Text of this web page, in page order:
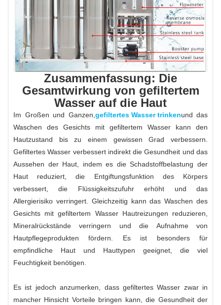
Zusammenfassung: Die
Gesamtwirkung von gefiltertem
Wasser auf die Haut
Im Großen und Ganzen, gefiltertes Wasser trinkenund das
Waschen des Gesichts mit gefiltertem Wasser kann den
Hautzustand bis zu einem gewissen Grad verbessern.
Gefiltertes Wasser verbessert indirekt die Gesundheit und das
Aussehen der Haut, indem es die Schadstoffbelastung der
Haut reduziert, die Entgiftungsfunktion des Körpers
verbessert, die Flüssigkeitszufuhr erhöht und das
Allergierisiko verringert. Gleichzeitig kann das Waschen des
Gesichts mit gefiltertem Wasser Hautreizungen reduzieren,
Mineralrückstände verringern und die Aufnahme von
Hautpflegeprodukten fördern. Es ist besonders für
empfindliche Haut und Hauttypen geeignet, die viel
Feuchtigkeit benötigen.
Es ist jedoch anzumerken, dass gefiltertes Wasser zwar in
mancher Hinsicht Vorteile bringen kann, die Gesundheit der